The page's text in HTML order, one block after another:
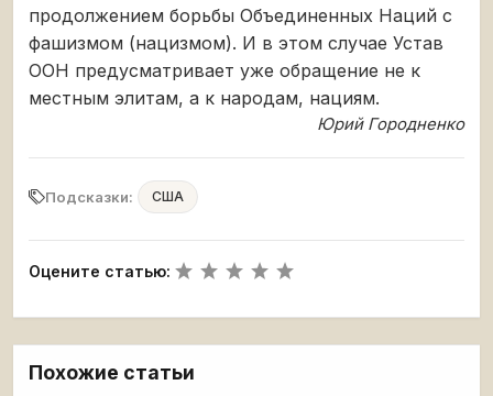
продолжением борьбы Объединенных Наций с
фашизмом (нацизмом). И в этом случае Устав
ООН предусматривает уже обращение не к
местным элитам, а к народам, нациям.
Юрий Городненко
Подсказки: США
Оцените статью:
Похожие статьи